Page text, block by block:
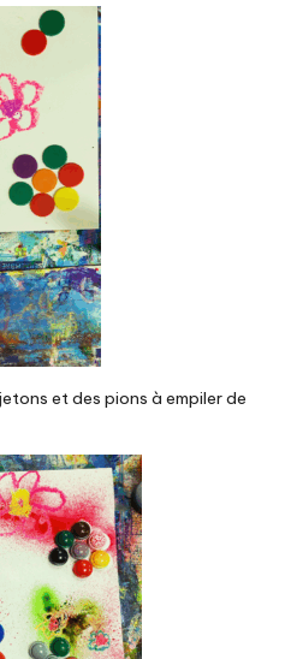
et des pions à empiler de